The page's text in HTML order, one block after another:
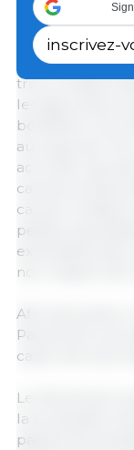
Contexte
Le réexamen
trois
les agriculteurs
bénéficier d’un
aux pays de
accorder des
cas de
cas de
petites
exemptées des
non-respect de
Afin d'accélérer
Parlement a
cadre de la
Le Parlement a
la proposition
paquet de
inscrivez-